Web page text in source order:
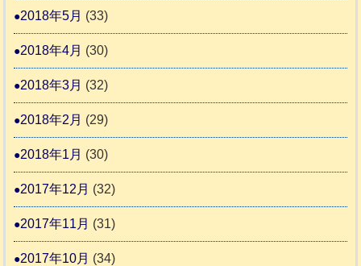
2018年5月 (33)
2018年4月 (30)
2018年3月 (32)
2018年2月 (29)
2018年1月 (30)
2017年12月 (32)
2017年11月 (31)
2017年10月 (34)